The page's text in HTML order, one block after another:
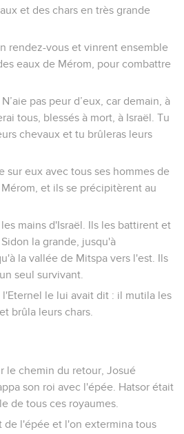
et des chars en très grande
rendez-vous et vinrent ensemble
eaux de Mérom, pour combattre
pas peur d’eux, car demain, à
tous, blessés à mort, à Israël. Tu
chevaux et tu brûleras leurs
sur eux avec tous ses hommes de
et ils se précipitèrent au
mains d'Israël. Ils les battirent et
la grande, jusqu'à
la vallée de Mitspa vers l'est. Ils
seul survivant.
le lui avait dit : il mutila les
brûla leurs chars.
le chemin du retour, Josué
son roi avec l'épée. Hatsor était
de tous ces royaumes.
de l'épée et l'on extermina tous